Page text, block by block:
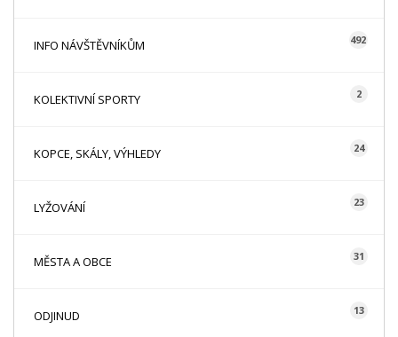
INFO NÁVŠTĚVNÍKŮM 492
KOLEKTIVNÍ SPORTY 2
KOPCE, SKÁLY, VÝHLEDY 24
LYŽOVÁNÍ 23
MĚSTA A OBCE 31
ODJINUD 13